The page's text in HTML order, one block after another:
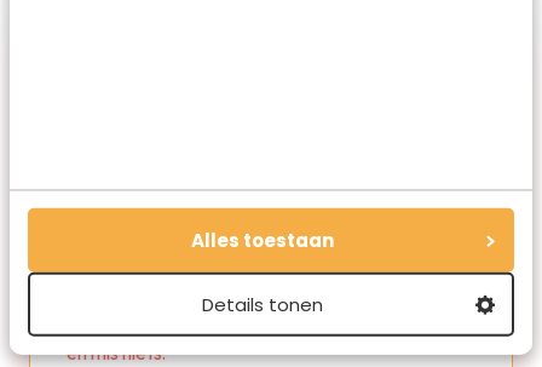
Alles toestaan
Details tonen
Redactie Travelvalley
De redactie van Travelvalley houd je op de
hoogte van reisnieuws en trends in de reiswereld.
Volg ons ook via TikTok, Facebook en Instagram
en mis niets!